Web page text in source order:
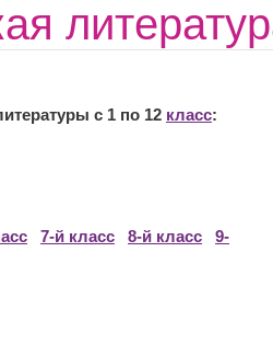
с 1 по 12 класс:
7-й класс 8-й класс
9-